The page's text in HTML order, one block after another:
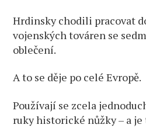
Hrdinsky chodili pracovat
vojenských továren se
oblečení.
A to se děje po celé Evropě.
Používají se zcela
ruky historické nůžky – a je